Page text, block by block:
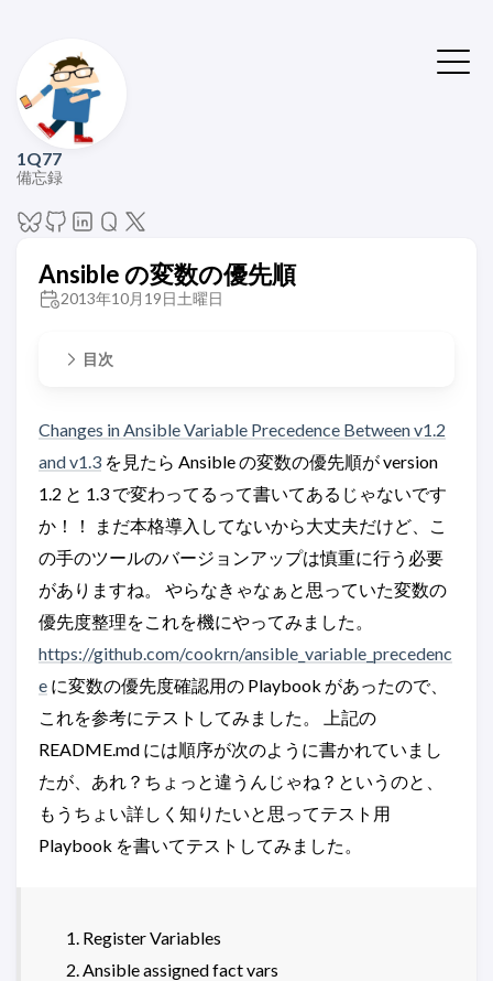
1Q77
備忘録
Ansible の変数の優先順
2013年10月19日土曜日
目次
Changes in Ansible Variable Precedence Between v1.2
and v1.3 を見たら Ansible の変数の優先順が version
1.2 と 1.3 で変わってるって書いてあるじゃないです
か！！ まだ本格導入してないから大丈夫だけど、こ
の手のツールのバージョンアップは慎重に行う必要
がありますね。 やらなきゃなぁと思っていた変数の
優先度整理をこれを機にやってみました。
https://github.com/cookrn/ansible_variable_precedenc
e に変数の優先度確認用の Playbook があったので、
これを参考にテストしてみました。 上記の
README.md には順序が次のように書かれていまし
たが、あれ？ちょっと違うんじゃね？というのと、
もうちょい詳しく知りたいと思ってテスト用
Playbook を書いてテストしてみました。
Register Variables
Ansible assigned fact vars